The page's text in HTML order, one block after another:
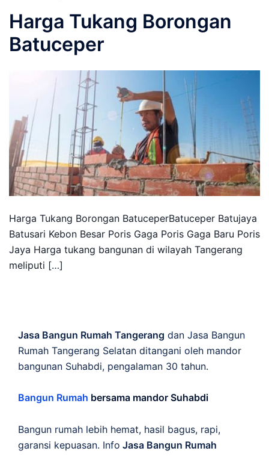
Harga Tukang Borongan
Batuceper
Harga Tukang Borongan BatuceperBatuceper Batujaya
Batusari Kebon Besar Poris Gaga Poris Gaga Baru Poris
Jaya Harga tukang bangunan di wilayah Tangerang
meliputi […]
Jasa Bangun Rumah Tangerang dan Jasa Bangun
Rumah Tangerang Selatan ditangani oleh mandor
bangunan Suhabdi, pengalaman 30 tahun.
Bangun Rumah bersama mandor Suhabdi
Bangun rumah lebih hemat, hasil bagus, rapi,
garansi kepuasan. Info Jasa Bangun Rumah